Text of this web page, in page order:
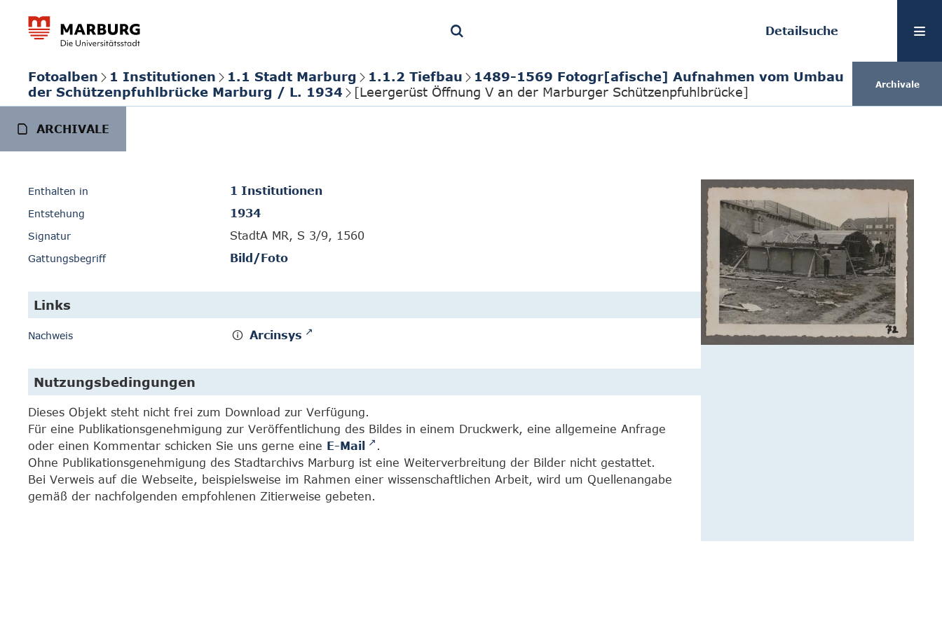
Detailsuche
Fotoalben 1 Institutionen 1.1 Stadt Marburg 1.1.2 Tiefbau
1489-1569 Fotogr[afische] Aufnahmen vom Umbau
der Schützenpfuhlbrücke Marburg / L. 1934
[Leergerüst Öffnung V an der Marburger Schützenpfuhlbrücke] Archivale
ARCHIVALE
Enthalten in 1 Institutionen
Entstehung 1934
Signatur StadtA MR, S 3/9, 1560
Gattungsbegriff Bild/Foto
Links
Nachweis Arcinsys
Nutzungsbedingungen
Dieses Objekt steht nicht frei zum Download zur Verfügung.
Für eine Publikationsgenehmigung zur Veröffentlichung des Bildes in einem Druckwerk, eine allgemeine Anfrage
oder einen Kommentar schicken Sie uns gerne eine E-Mail
.
Ohne Publikationsgenehmigung des Stadtarchivs Marburg ist eine Weiterverbreitung der Bilder nicht gestattet.
Bei Verweis auf die Webseite, beispielsweise im Rahmen einer wissenschaftlichen Arbeit, wird um Quellenangabe
gemäß der nachfolgenden empfohlenen Zitierweise gebeten.